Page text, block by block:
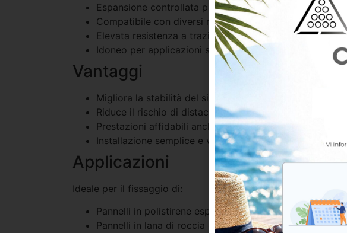
Espansione controllata per un’ancoraggio sicuro nel
Compatibile con diversi materiali isolanti (EPS, lana
Elevata resistenza a trazione e sollecitazioni
Idoneo per applicazioni su facciate nuove e in
Vantaggi
Migliora la stabilità del sistema isolante
Riduce il rischio di distacco dei pannelli nel tempo
Prestazioni affidabili anche in condizioni climatiche
Installazione semplice e veloce con utensili standard
Applicazioni
Ideale per il fissaggio di:
Pannelli in polistirene espanso (EPS)
Pannelli in lana di roccia o lana minerale